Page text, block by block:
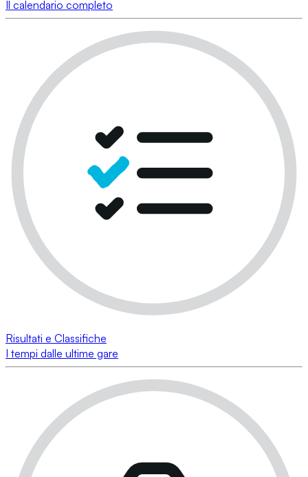
Il calendario completo
Risultati e Classifiche
I tempi dalle ultime gare